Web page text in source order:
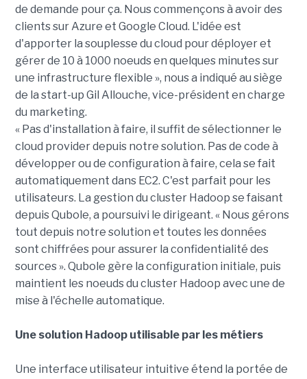
de demande pour ça. Nous commençons à avoir des
clients sur Azure et Google Cloud. L'idée est
d'apporter la souplesse du cloud pour déployer et
gérer de 10 à 1000 noeuds en quelques minutes sur
une infrastructure flexible », nous a indiqué au siège
de la start-up Gil Allouche, vice-président en charge
du marketing.
« Pas d'installation à faire, il suffit de sélectionner le
cloud provider depuis notre solution. Pas de code à
développer ou de configuration à faire, cela se fait
automatiquement dans EC2. C'est parfait pour les
utilisateurs. La gestion du cluster Hadoop se faisant
depuis Qubole, a poursuivi le dirigeant. « Nous gérons
tout depuis notre solution et toutes les données
sont chiffrées pour assurer la confidentialité des
sources ». Qubole gère la configuration initiale, puis
maintient les noeuds du cluster Hadoop avec une de
mise à l'échelle automatique.
Une solution Hadoop utilisable par les métiers
Une interface utilisateur intuitive étend la portée de